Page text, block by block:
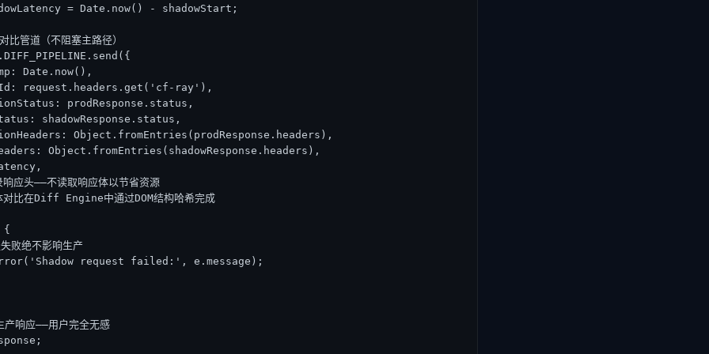
= Date.now() - shadowStart;
管道（不阻塞主路径）
Date.now(),
request.headers.get('cf-ray'),
prodResponse.status,
shadowResponse.status,
Object.fromEntries(prodResponse.headers),
Object.fromEntries(shadowResponse.headers),
应头——不读取响应体以节省资源
比在Diff Engine中通过DOM结构哈希完成
败绝不影响生产
request failed:', e.message);
响应——用户完全无感